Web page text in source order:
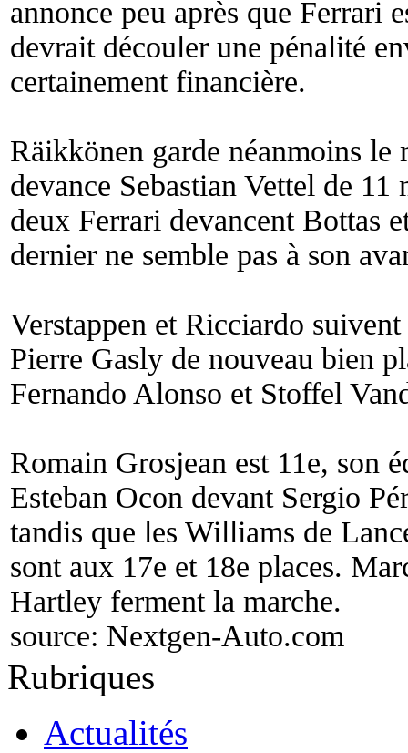
annonce peu après que Ferrari
devrait découler une pénalité
certainement financière.
Räikkönen garde néanmoins le
devance Sebastian Vettel de
deux Ferrari devancent Bottas
dernier ne semble pas à son
Verstappen et Ricciardo
Pierre Gasly de nouveau bien
Fernando Alonso et Stoffel
Romain Grosjean est 11e, son
Esteban Ocon devant Sergio
tandis que les Williams de
sont aux 17e et 18e places.
Hartley ferment la marche.
source: Nextgen-Auto.com
Rubriques
Actualités